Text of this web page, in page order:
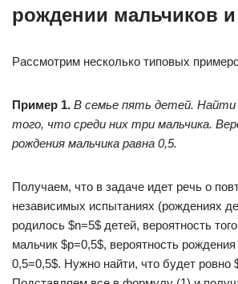
рождении мальчиков и
Рассмотрим несколько типовых
Пример 1. В семье пять детей.
того, что среди них три мальчика.
рождения мальчика равна 0,5.
Получаем, что в задаче идет речь о
независимых испытаниях (рождениях
родилось $n=5$ детей, вероятность
мальчик $p=0,5$, вероятность
0,5=0,5$. Нужно найти, что будет ровно